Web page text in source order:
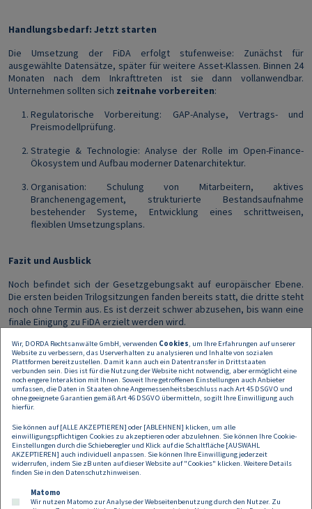
Handlungsbedarf: Jetzt starten
Die Umsetzung der FiDA erfolgt stufenweise: Zunächst für
ausgewählte Datensätze, später für weitere Asset-Klassen. Binnen 24
Monaten nach dem Inkrafttreten ist sie dann vollanwendbar.
Unternehmen sollten sich zeitnahe vorbereiten:
Regulatorische Vorbereitung: GAP-Analyse, Vertrags- und
Preismodellprüfung.
Strategie & Technologie: Analyse der Rolle im Open-Finance-
Ökosystem und Aufbau moderner Datenarchitektur.
Organisation: Schulung von Mitarbeitern, aktives
Branchenengagement, strukturierte Bestandsaufnahme
bestehender Systeme, Entwicklung eines schrittweisen,
flexiblen Umsetzungsplans.
Fazit und Ausblick
Noch befindet sich der Gesetzgebungsakt auf europäischer Ebene.
Die ersten beiden Trilogsitzungen fanden bereits statt, die dritte steht
noch ohne Termin aus. Es ist derzeit schwer abzusehen, bis wann eine
finale Einigung zu FiDA erzielt werden wird.
Schon jetzt ist aber klar: FiDA legt den Grundstein für einen
tiefgehenden Transformationsschritt hin zu einer offenen,
datengetriebenen Finanzwirtschaft in Europa. Die regulatorischen
Anforderungen aus dem Gesetzesakt sind hoch, ebenso die
strategischen Chancen.
strategisch optimal im Open-Finance-Bereich positionieren. Wir
unterstützen dabei gerne und halten Sie auf dem Laufenden.
Dementsprechend wird es in Kürze einen ersten Clarity Talk zur FiDA
bei DORDA geben.
Wir, DORDA Rechtsanwälte GmbH, verwenden Cookies, um Ihre Erfahrungen auf unserer
Website zu verbessern, das Userverhalten zu analysieren und Inhalte von sozialen
Plattformen bereitzustellen. Damit kann auch ein Datentransfer in Drittstaaten
verbunden sein. Dies ist für die Nutzung der Website nicht notwendig, aber ermöglicht eine
noch engere Interaktion mit Ihnen. Soweit Ihre getroffenen Einstellungen auch Anbieter
umfassen, die Daten in Staaten ohne Angemessenheitsbeschluss nach Art 45 DSGVO und
ohne geeignete Garantien gemäß Art 46 DSGVO übermitteln, so gilt Ihre Einwilligung auch
hierfür.
Sie können auf [ALLE AKZEPTIEREN] oder [ABLEHNEN] klicken, um alle
einwilligungspflichtigen Cookies zu akzeptieren oder abzulehnen. Sie können Ihre Cookie-
Einstellungen durch die Schieberegler und Klick auf die Schaltfläche [AUSWAHL
AKZEPTIEREN] auch individuell anpassen. Sie können Ihre Einwilligung jederzeit
widerrufen, indem Sie zB unten auf dieser Website auf "Cookies" klicken. Weitere Details
finden Sie in den Datenschutzhinweisen.
Matomo
Wir nutzen Matomo zur Analyse der Webseitenbenutzung durch den Nutzer. Zu